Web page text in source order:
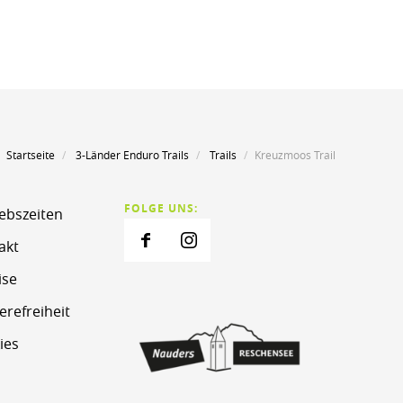
Startseite 3-Länder Enduro Trails Trails Kreuzmoos Trail
FOLGE UNS: